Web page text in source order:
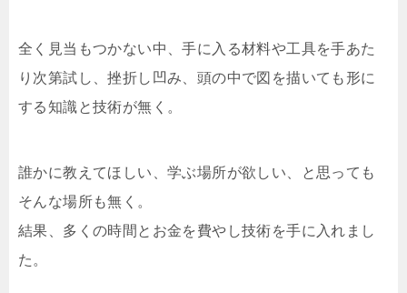
全く見当もつかない中、手に入る材料や工具を手あた
り次第試し、挫折し凹み、頭の中で図を描いても形に
する知識と技術が無く。
誰かに教えてほしい、学ぶ場所が欲しい、と思っても
そんな場所も無く。
結果、多くの時間とお金を費やし技術を手に入れまし
た。